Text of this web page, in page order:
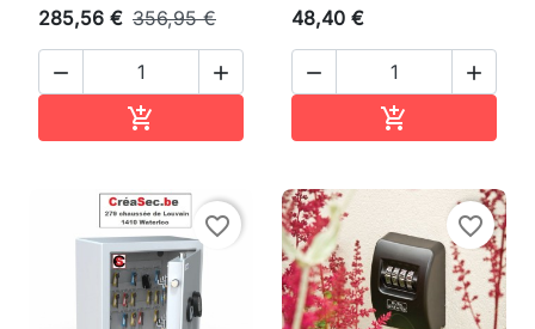
285,56 € 356,95 €
 

48,40 €
 

favorite_border favorite_border